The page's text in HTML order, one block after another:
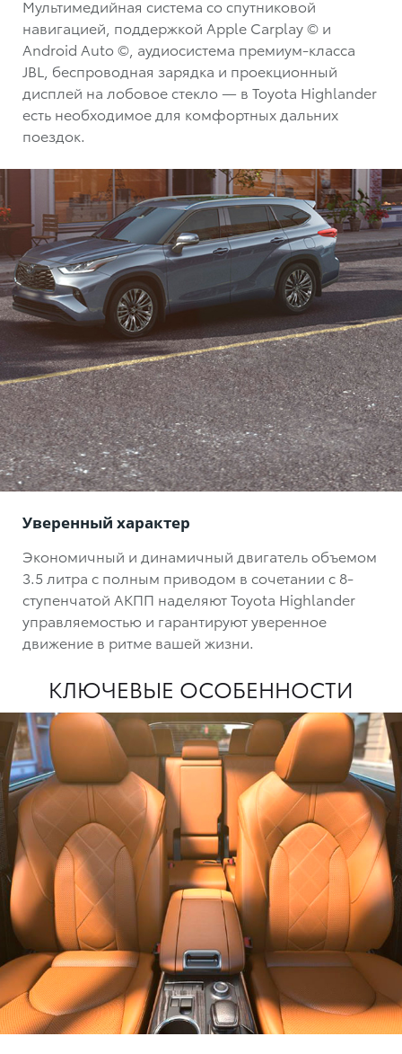
Мультимедийная система со спутниковой
навигацией, поддержкой Apple Carplay © и
Android Auto ©, аудиосистема премиум-класса
JBL, беспроводная зарядка и проекционный
дисплей на лобовое стекло — в Toyota Highlander
есть необходимое для комфортных дальних
поездок.
Уверенный характер
Экономичный и динамичный двигатель объемом
3.5 литра с полным приводом в сочетании с 8-
ступенчатой АКПП наделяют Toyota Highlander
управляемостью и гарантируют уверенное
движение в ритме вашей жизни.
КЛЮЧЕВЫЕ ОСОБЕННОСТИ